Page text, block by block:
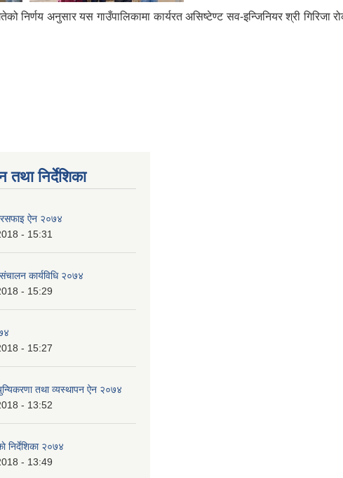
निर्णय अनुसार यस गाउँपालिकामा कार्यरत असिष्टेण्ट सव-इन्जिनियर श्री गिरिजा
निर्देशिका
ऐन २०७४
- 15:31
कार्यविधि २०७४
- 15:29
- 15:27
तथा व्यस्थापन ऐन २०७४
- 13:52
निर्देशिका २०७४
- 13:49